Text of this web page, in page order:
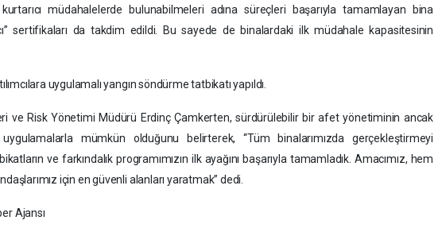
müdahalelerde bulunabilmeleri adına süreçleri başarıyla tamamlayan bina
sertifikaları da takdim edildi. Bu sayede de binalardaki ilk müdahale kapasitesinin
uygulamalı yangın söndürme tatbikatı yapıldı.
ve Risk Yönetimi Müdürü Erdinç Çamkerten, sürdürülebilir bir afet yönetiminin ancak
mümkün olduğunu belirterek, “Tüm binalarımızda gerçekleştirmeyi
ve farkındalık programımızın ilk ayağını başarıyla tamamladık. Amacımız, hem
için en güvenli alanları yaratmak” dedi.
Ajansı